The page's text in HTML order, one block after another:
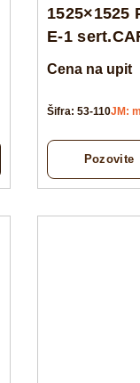
1525×1525
E-1
Cena na upit
Šifra: 53-110JM:
Pozovite